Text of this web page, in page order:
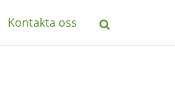
Kontakta oss